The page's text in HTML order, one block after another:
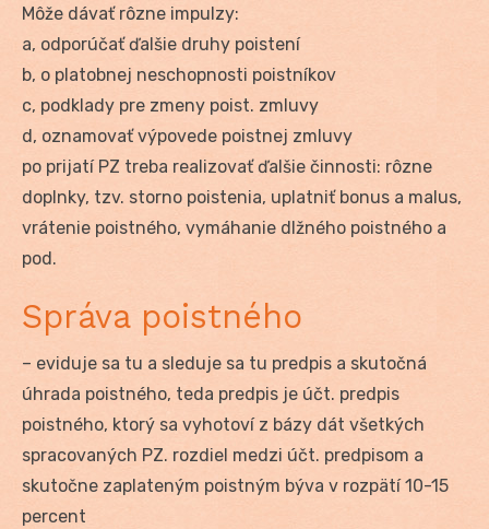
Môže dávať rôzne impulzy:
a, odporúčať ďalšie druhy poistení
b, o platobnej neschopnosti poistníkov
c, podklady pre zmeny poist. zmluvy
d, oznamovať výpovede poistnej zmluvy
po prijatí PZ treba realizovať ďalšie činnosti: rôzne
doplnky, tzv. storno poistenia, uplatniť bonus a malus,
vrátenie poistného, vymáhanie dlžného poistného a
pod.
Správa poistného
– eviduje sa tu a sleduje sa tu predpis a skutočná
úhrada poistného, teda predpis je účt. predpis
poistného, ktorý sa vyhotoví z bázy dát všetkých
spracovaných PZ. rozdiel medzi účt. predpisom a
skutočne zaplateným poistným býva v rozpätí 10-15
percent